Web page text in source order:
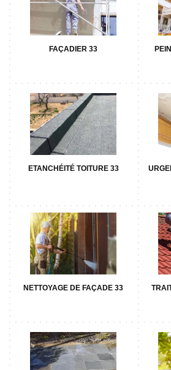
FAÇADIER 33
ETANCHÉITÉ TOITURE 33
NETTOYAGE DE FAÇADE 33